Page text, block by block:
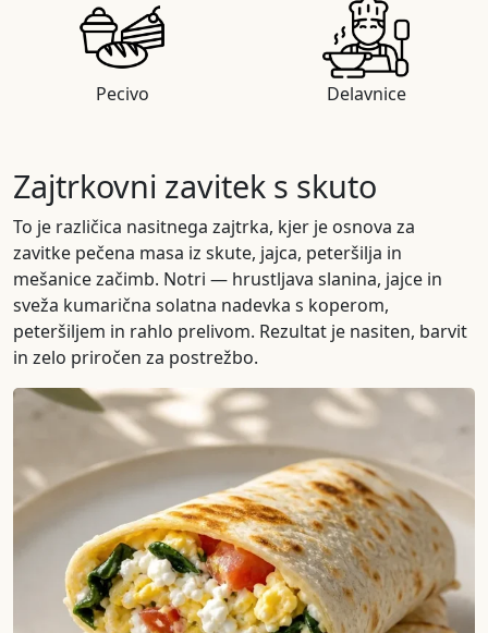
Pecivo Delavnice
Zajtrkovni zavitek s skuto
To je različica nasitnega zajtrka, kjer je osnova za
zavitke pečena masa iz skute, jajca, peteršilja in
mešanice začimb. Notri — hrustljava slanina, jajce in
sveža kumarična solatna nadevka s koperom,
peteršiljem in rahlo prelivom. Rezultat je nasiten, barvit
in zelo priročen za postrežbo.